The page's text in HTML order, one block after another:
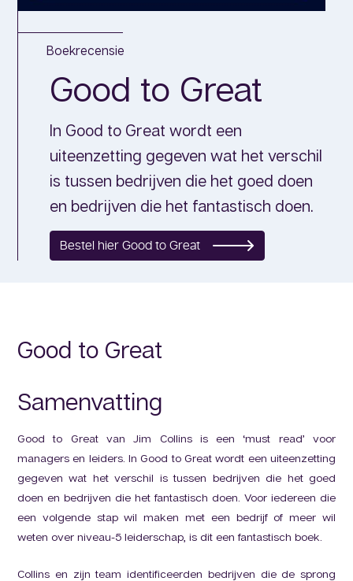
Good to Great
In Good to Great wordt een
uiteenzetting gegeven wat het verschil
is tussen bedrijven die het goed doen
en bedrijven die het fantastisch doen.
Bestel hier Good to Great
Boekrecensie
Good to Great
Samenvatting
Good to Great van Jim Collins is een ‘must read’ voor
managers en leiders. In Good to Great wordt een uiteenzetting
gegeven wat het verschil is tussen bedrijven die het goed
doen en bedrijven die het fantastisch doen. Voor iedereen die
een volgende stap wil maken met een bedrijf of meer wil
weten over niveau-5 leiderschap, is dit een fantastisch boek.
Collins en zijn team identificeerden bedrijven die de sprong